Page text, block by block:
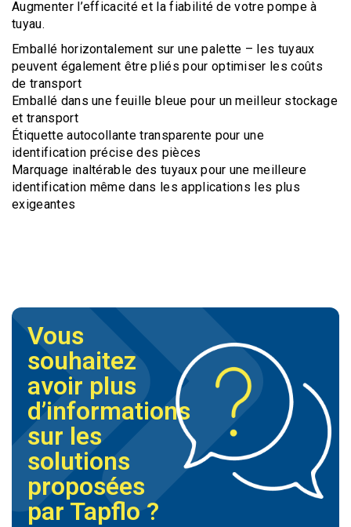
Augmenter l’efficacité et la fiabilité de votre pompe à
tuyau.
Emballé horizontalement sur une palette – les tuyaux
peuvent également être pliés pour optimiser les coûts
de transport
Emballé dans une feuille bleue pour un meilleur stockage
et transport
Étiquette autocollante transparente pour une
identification précise des pièces
Marquage inaltérable des tuyaux pour une meilleure
identification même dans les applications les plus
exigeantes
Vous
souhaitez
avoir plus
d’informations
sur les
solutions
proposées
par Tapflo ?